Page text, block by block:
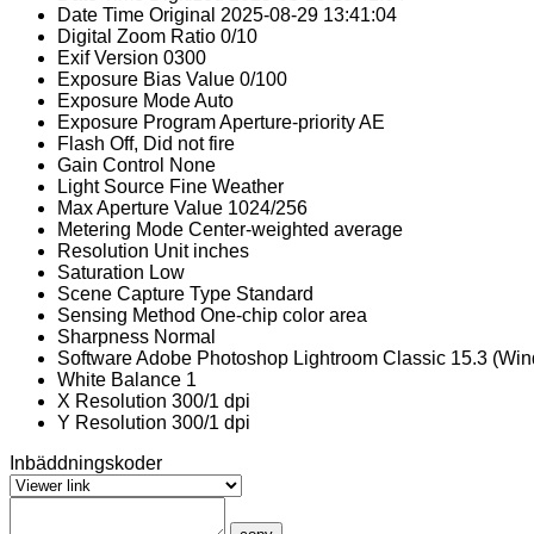
Date Time Original 2025-08-29 13:41:04
Digital Zoom Ratio 0/10
Exif Version 0300
Exposure Bias Value 0/100
Exposure ModeAuto
Exposure ProgramAperture-priority AE
Flash Off, Did not fire
Gain Control None
Light Source Fine Weather
Max Aperture Value 1024/256
Metering Mode Center-weighted average
Resolution Unit inches
Saturation Low
Scene Capture Type Standard
Sensing Method One-chip color area
Sharpness Normal
SoftwareAdobe Photoshop Lightroom Classic 15.3
White Balance 1
X Resolution 300/1 dpi
Y Resolution 300/1 dpi
Inbäddningskoder